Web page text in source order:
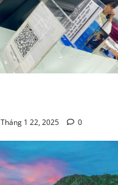
Tháng 1 22, 2025 0